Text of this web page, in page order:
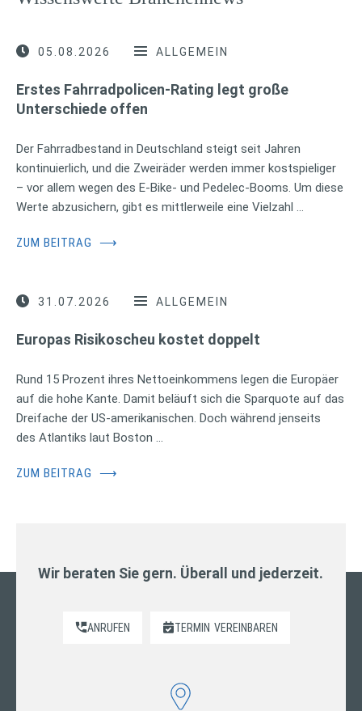
05.08.2026 ALLGEMEIN
Erstes Fahrradpolicen-Rating legt große
Unterschiede offen
Der Fahrradbestand in Deutschland steigt seit Jahren
kontinuierlich, und die Zweiräder werden immer kostspieliger
– vor allem wegen des E-Bike- und Pedelec-Booms. Um diese
Werte abzusichern, gibt es mittlerweile eine Vielzahl …
ZUM BEITRAG ⟶
31.07.2026 ALLGEMEIN
Europas Risikoscheu kostet doppelt
Rund 15 Prozent ihres Nettoeinkommens legen die Europäer
auf die hohe Kante. Damit beläuft sich die Sparquote auf das
Dreifache der US-amerikanischen. Doch während jenseits
des Atlantiks laut Boston …
ZUM BEITRAG ⟶
Wir beraten Sie gern. Überall und jederzeit.
ANRUFEN TERMIN VEREINBAREN